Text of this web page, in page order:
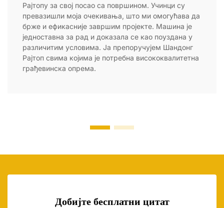
Рајтопу за свој посао са површином. Учинци су
превазишли моја очекивања, што ми омогућава да
брже и ефикасније завршим пројекте. Машина је
једноставна за рад и доказала се као поуздана у
различитим условима. Ја препоручујем Шандонг
Рајтоп свима којима је потребна висококвалитетна
грађевинска опрема.
Добијте бесплатни цитат